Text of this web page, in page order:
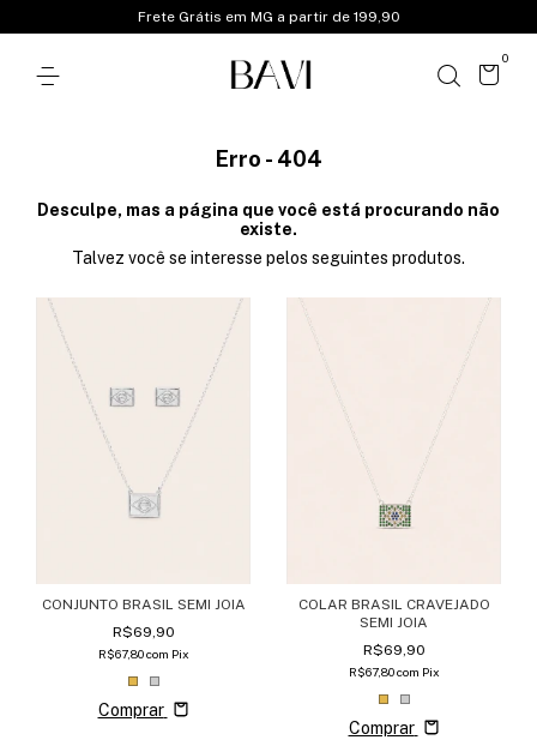
Frete Grátis em MG a partir de 199,90
0
Erro - 404
Desculpe, mas a página que você está procurando não
existe.
Talvez você se interesse pelos seguintes produtos.
CONJUNTO BRASIL SEMI JOIA
R$69,90
R$67,80com Pix
Comprar
COLAR BRASIL CRAVEJADO
SEMI JOIA
R$69,90
R$67,80com Pix
Comprar